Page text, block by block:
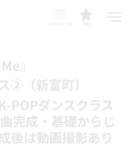
予約
スケジュール
』
②（新富町）
POPダンスクラス
曲完成・基礎からじ
後は動画撮影あり